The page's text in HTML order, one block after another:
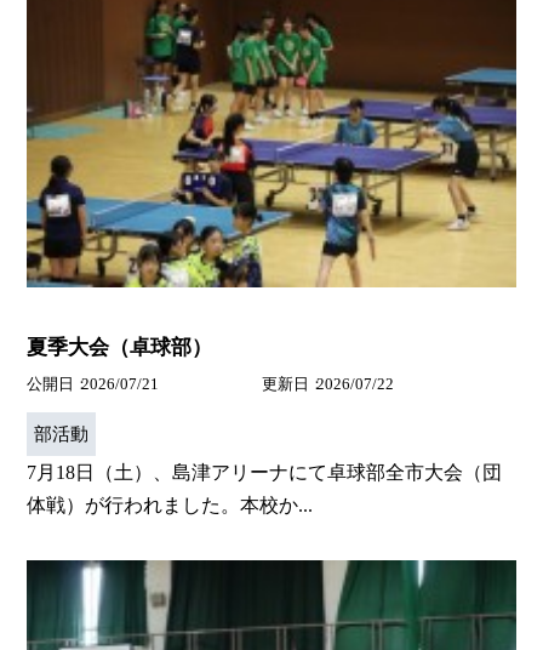
夏季大会（卓球部）
公開日 2026/07/21 更新日 2026/07/22
部活動
7月18日（土）、島津アリーナにて卓球部全市大会（団
体戦）が行われました。本校か...